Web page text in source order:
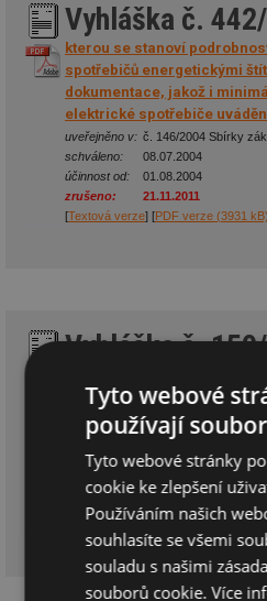
Vyhláška č.
kterou se stanoví
spotřebičů energetickými
dokumentace, jakož i
elektrické spotřebiče
uveřejněno v: č. 146/2004 Sbírky
schváleno:
08.07.2004
účinnost od:
01.08.2004
zrušeno:
21.11.2011
[Textová verze] [PDF verze (3931 kB)
Vyhláška č.
kterou se stanoví
výrobě elektřiny a tepelné
se změnami: 478/2005 Sb.,
schváleno:
12.04.2001
účinnost od:
03.05.2001
Textová verze]
Tyto webové
používají
Tyto webové stránky
cookie ke zlepšení
Používáním našich
souhlasíte se všemi
souladu s našimi
souborů cookie.Více